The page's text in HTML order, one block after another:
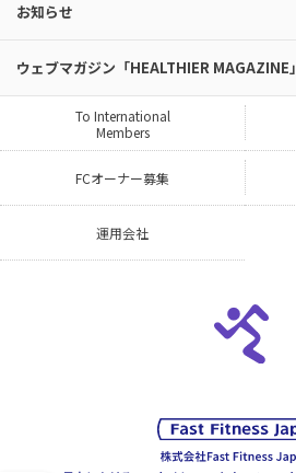
お知らせ
ウェブマガジン「HEALTHIER MAGAZINE」
To International
Members
FCオーナー募集
運用会社